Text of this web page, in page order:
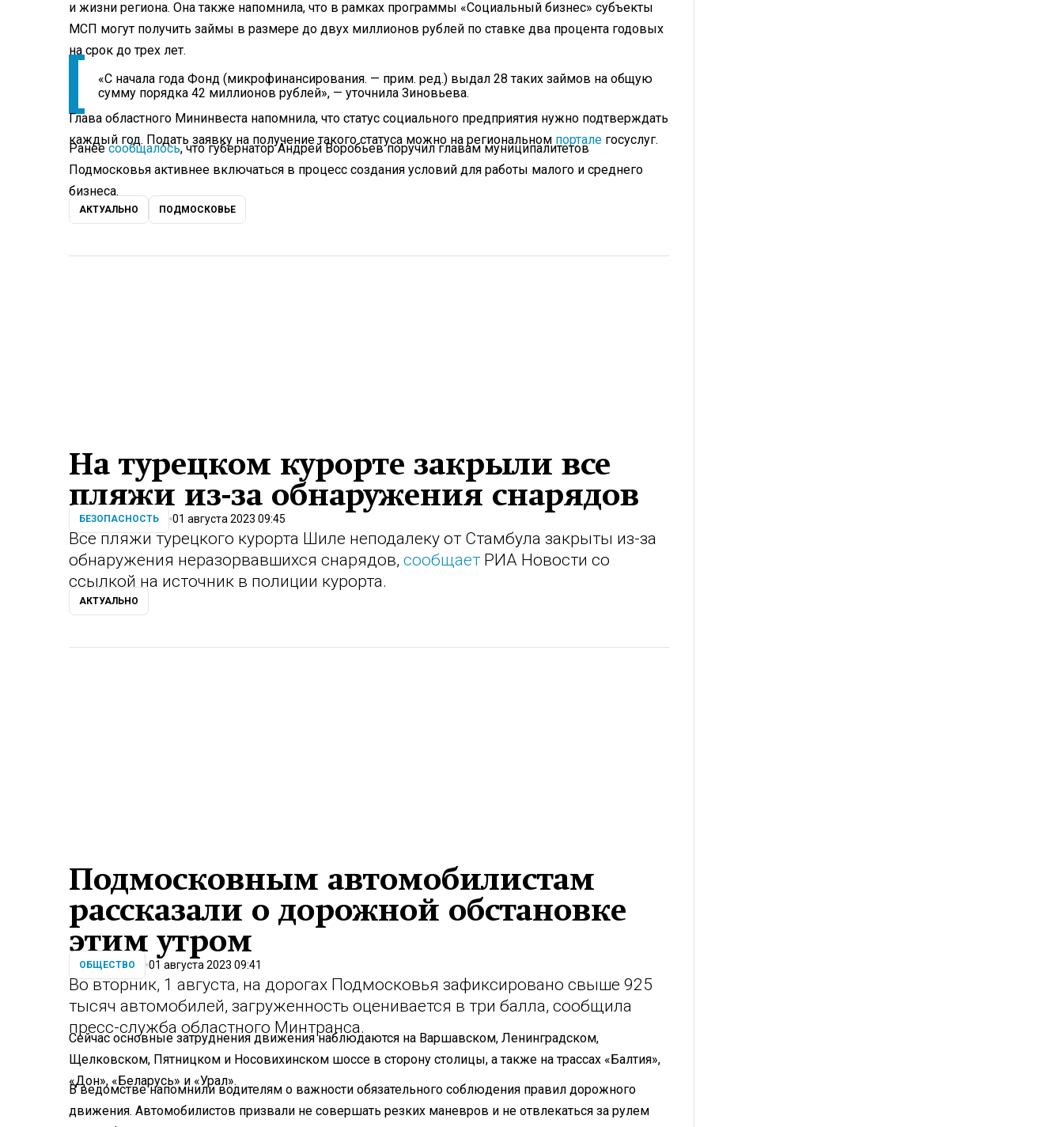
и жизни региона. Она также напомнила, что в рамках программы «Социальный бизнес» субъекты
МСП могут получить займы в размере до двух миллионов рублей по ставке два процента годовых
на срок до трех лет.
«С начала года Фонд (микрофинансирования. — прим. ред.) выдал 28 таких займов на общую
сумму порядка 42 миллионов рублей», — уточнила Зиновьева.
Глава областного Мининвеста напомнила, что статус социального предприятия нужно подтверждать
каждый год. Подать заявку на получение такого статуса можно на региональном портале госуслуг.
Ранеесообщалось, что губернатор Андрей Воробьев поручил главам муниципалитетов
Подмосковья активнее включаться в процесс создания условий для работы малого и среднего
бизнеса.
АКТУАЛЬНО ПОДМОСКОВЬЕ
На турецком курорте закрыли все
пляжи из-за обнаружения снарядов
БЕЗОПАСНОСТЬ 01 августа 2023 09:45
Все пляжи турецкого курорта Шиле неподалеку от Стамбула закрыты из-за
обнаружения неразорвавшихся снарядов, сообщает РИА Новости со
ссылкой на источник в полиции курорта.
АКТУАЛЬНО
Подмосковным автомобилистам
рассказали о дорожной обстановке
этим утром
ОБЩЕСТВО 01 августа 2023 09:41
Во вторник, 1 августа, на дорогах Подмосковья зафиксировано свыше 925
тысяч автомобилей, загруженность оценивается в три балла, сообщила
пресс-служба областного Минтранса.
Сейчас основные затруднения движения наблюдаются на Варшавском, Ленинградском,
Щелковском, Пятницком и Носовихинском шоссе в сторону столицы, а также на трассах «Балтия»,
«Дон», «Беларусь» и «Урал».
В ведомстве напомнили водителям о важности обязательного соблюдения правил дорожного
движения. Автомобилистов призвали не совершать резких маневров и не отвлекаться за рулем